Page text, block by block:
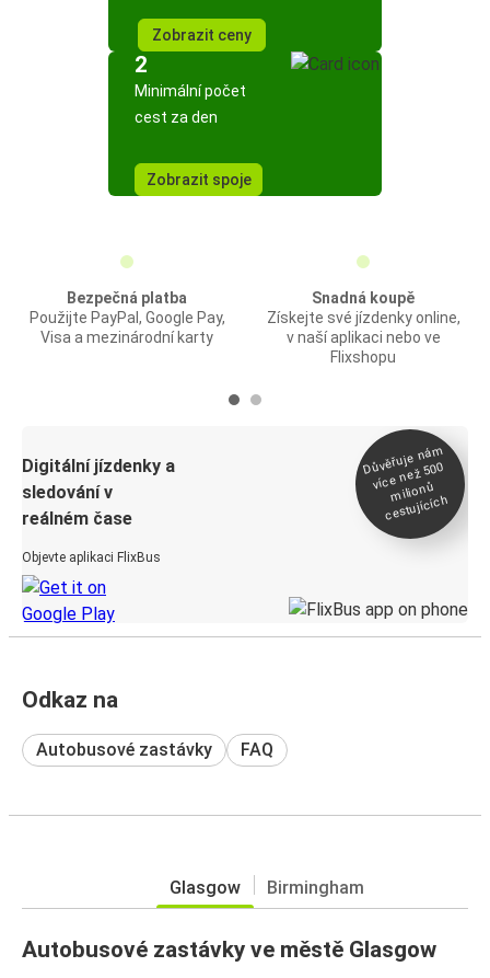
Zobrazit ceny
2
Minimální počet
cest za den
Zobrazit spoje
Bezpečná platba
Použijte PayPal, Google Pay,
Visa a mezinárodní karty
Snadná koupě
Získejte své jízdenky online,
v naší aplikaci nebo ve
Flixshopu
Digitální jízdenky a
sledování v
reálném čase
Objevte aplikaci FlixBus
Důvěřuje ná
m
více než 500
milionů
cestujících
Odkaz na
Autobusové zastávky FAQ
Glasgow Birmingham
Autobusové zastávky ve městě Glasgow